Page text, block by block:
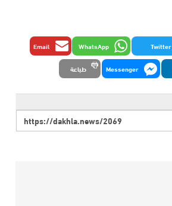
Twitter
WhatsApp
Email
Messenger طباعة